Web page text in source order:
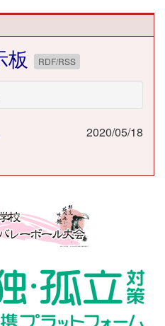
板 RDF/RSS
2020/05/18